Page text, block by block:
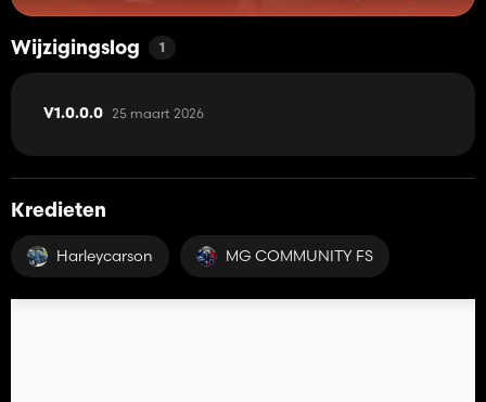
Wijzigingslog 1
V1.0.0.0 25 maart 2026
Kredieten
Harleycarson MG COMMUNITY FS